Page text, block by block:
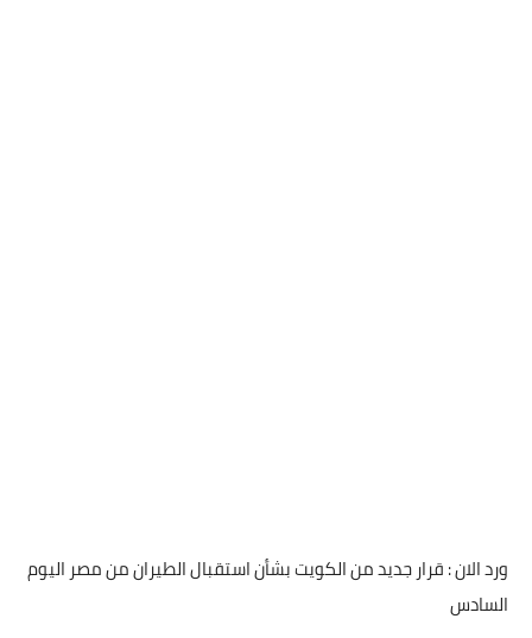
ورد الان : قرار جديد من الكويت بشأن استقبال الطيران من مصر اليوم
السادس